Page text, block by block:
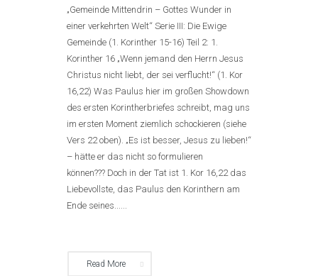
„Gemeinde Mittendrin – Gottes Wunder in
einer verkehrten Welt“ Serie III: Die Ewige
Gemeinde (1. Korinther 15-16) Teil 2: 1.
Korinther 16 „Wenn jemand den Herrn Jesus
Christus nicht liebt, der sei verflucht!“ (1. Kor
16,22) Was Paulus hier im großen Showdown
des ersten Korintherbriefes schreibt, mag uns
im ersten Moment ziemlich schockieren (siehe
Vers 22 oben). „Es ist besser, Jesus zu lieben!“
– hätte er das nicht so formulieren
können??? Doch in der Tat ist 1. Kor 16,22 das
Liebevollste, das Paulus den Korinthern am
Ende seines......
Read More